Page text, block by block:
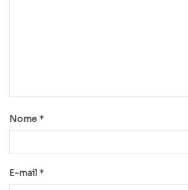
Nome *
E-mail *